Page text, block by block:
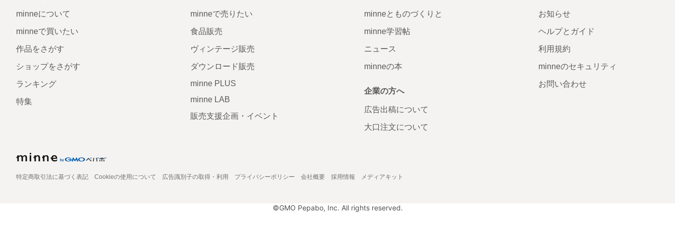
minneについて
minneで買いたい
作品をさがす
ショップをさがす
ランキング
特集
minneで売りたい
食品販売
ヴィンテージ販売
ダウンロード販売
minne PLUS
minne LAB
販売支援企画・イベント
minneとものづくりと
minne学習帖
ニュース
minneの本
企業の方へ
広告出稿について
大口注文について
お知らせ
ヘルプとガイド
利用規約
minneのセキュリティ
お問い合わせ
特定商取引法に基づく表記 Cookieの使用について 広告識別子の取得・利用 プライバシーポリシー 会社概要 採用情報 メディアキット
©GMO Pepabo, Inc. All rights reserved.